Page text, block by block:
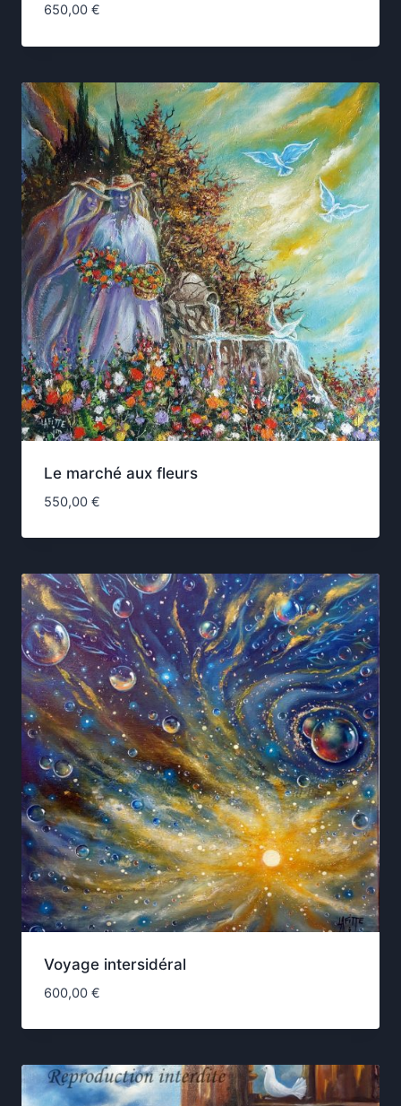
650,00 €
Le marché aux fleurs
550,00 €
Voyage intersidéral
600,00 €